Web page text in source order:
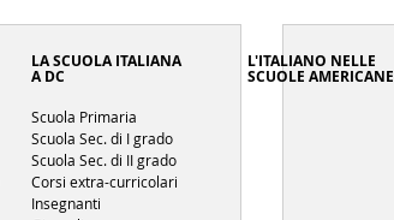
LA SCUOLA ITALIANA
A DC
Scuola Primaria
Scuola Sec. di I grado
Scuola Sec. di II grado
Corsi extra-curricolari
Insegnanti
L'ITALIANO NELLE
SCUOLE AMERICANE